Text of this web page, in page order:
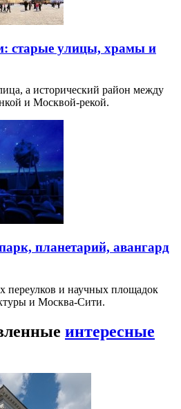
старые улицы, храмы и
а исторический район между
и Москвой-рекой.
планетарий, авангард
переулков и научных площадок
и Москва-Сити.
интересные